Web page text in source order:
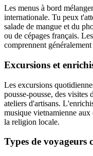
Les menus à bord
internationale. Tu peux
salade de mangue et du
ou de cépages français.
comprennent
Excursions et
Les excursions
pousse-pousse, des visites
ateliers d'artisans.
musique vietnamienne
la religion locale.
Types de voyageurs